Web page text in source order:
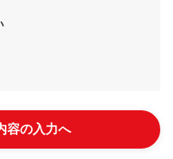
容の入力へ